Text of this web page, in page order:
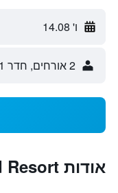
ו' 14.08
2 אורחים, חדר 1
אודות Aamod Resort